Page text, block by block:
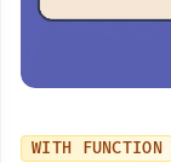
WITH FUNCTION